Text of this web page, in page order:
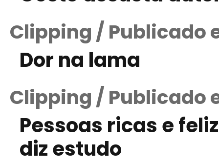
Clipping / Publicado
Dor na lama
Clipping / Publicado
Pessoas ricas e
diz estudo